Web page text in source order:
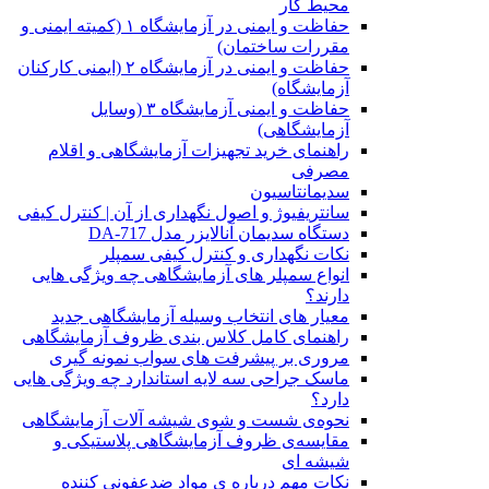
محیط کار
حفاظت و ایمنی در آزمایشگاه ۱ (کمیته ایمنی و
مقررات ساختمان)
حفاظت و ایمنی در آزمایشگاه ۲ (ایمنی کارکنان
آزمایشگاه)
حفاظت و ایمنی آزمایشگاه ۳ (وسایل
آزمایشگاهی)
راهنمای خرید تجهیزات آزمایشگاهی و اقلام
مصرفی
سدیمانتاسیون
سانتریفیوژ و اصول نگهداری از آن | کنترل کیفی
دستگاه سدیمان آنالایزر مدل DA-717
نکات نگهداری و کنترل کیفی سمپلر
انواع سمپلر های آزمایشگاهی چه ویژگی هایی
دارند؟
معیار های انتخاب وسیله آزمایشگاهی جدید
راهنمای کامل کلاس بندی ظروف آزمایشگاهی
مروری بر پیشرفت های سواب نمونه گیری
ماسک جراحی سه لایه استاندارد چه ویژگی هایی
دارد؟
ﻧﺤﻮﻩی ﺷﺴﺖ و ﺷﻮی شیشه آلات آزمایشگاهی
مقایسه‌ی ظروف آزمایشگاهی پلاستیکی و
شیشه ای
نکات مهم درباره ی مواد ضدعفونی کننده